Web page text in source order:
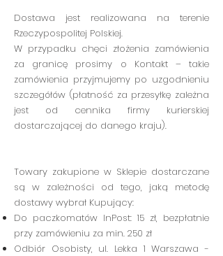
Dostawa jest realizowana na terenie
Rzeczypospolitej Polskiej.
W przypadku chęci złożenia zamówienia
za granicę prosimy o Kontakt– takie
zamówienia przyjmujemy po uzgodnieniu
szczegółów (płatność za przesyłkę zależna
jest od cennika firmy kurierskiej
dostarczającej do danego kraju).
Towary zakupione w Sklepie dostarczane
są w zależności od tego, jaką metodę
dostawy wybrał Kupujący:​
Do paczkomatów InPost: 15 zł, bezpłatnie
przy zamówieniu za min. 250 zł
Odbiór Osobisty, ul. Lekka 1 Warszawa -